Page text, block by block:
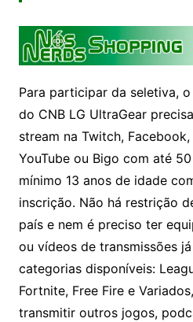
Para participar da seletiva,
do CNB LG UltraGear
stream na Twitch,
YouTube ou Bigo com até
mínimo 13 anos de idade
inscrição. Não há restrição
país e nem é preciso ter
ou vídeos de transmissões
categorias disponíveis:
Fortnite, Free Fire e
transmitir outros jogos,